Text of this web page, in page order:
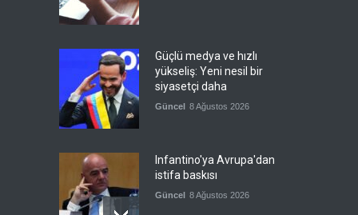
Güçlü medya ve hızlı
yükseliş: Yeni nesil bir
siyasetçi daha
Güncel 8 Ağustos 2026
Infantino'ya Avrupa'dan
istifa baskısı
Güncel 8 Ağustos 2026